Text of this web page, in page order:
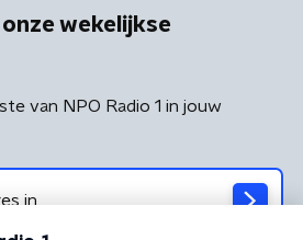
wekelijkse
van NPO Radio 1 in jouw